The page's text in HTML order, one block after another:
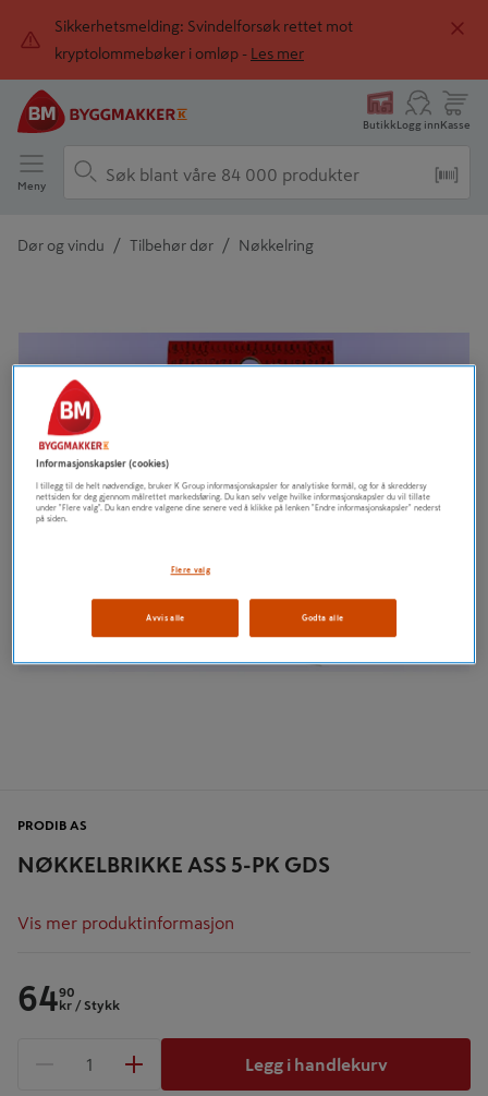
Sikkerhetsmelding: Svindelforsøk rettet mot
kryptolommebøker i omløp -
Les mer
ButikkLogg innKasse
Meny
Dør og vindu / Tilbehør dør / Nøkkelring
NØKKELBRIKKE ASS 5-PK GDS
PRODIB AS
Vis mer produktinformasjon
6490
kr / Stykk
1 produkter
Legg i handlekurv
Informasjonskapsler (cookies)
I tillegg til de helt nødvendige, bruker K Group informasjonskapsler for analytiske formål, og for å skreddersy
nettsiden for deg gjennom målrettet markedsføring. Du kan selv velge hvilke informasjonskapsler du vil tillate
under "Flere valg". Du kan endre valgene dine senere ved å klikke på lenken "Endre informasjonskapsler" nederst
på siden.
Flere valg
Avvis alle Godta alle